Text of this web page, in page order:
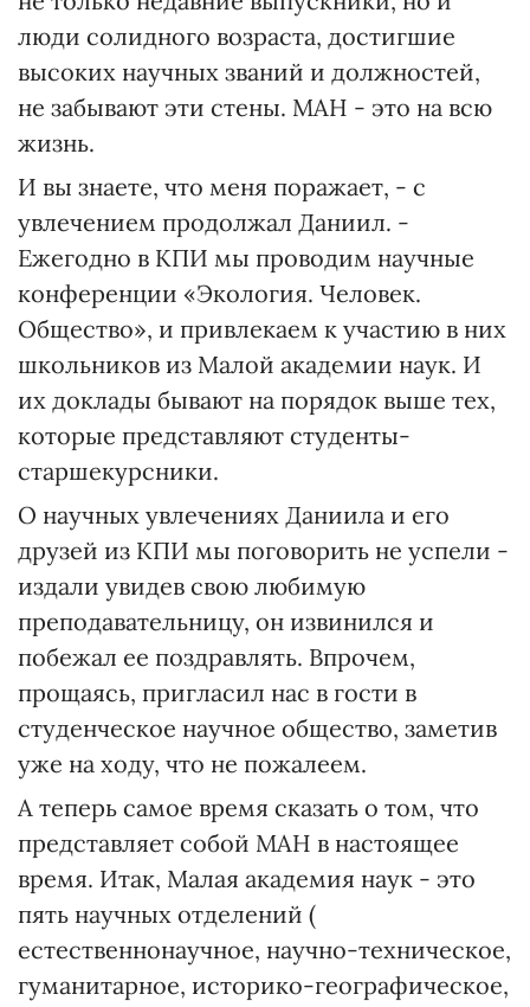
люди солидного возраста, достигшие
высоких научных званий и должностей,
не забывают эти стены. МАН - это на всю
жизнь.
И вы знаете, что меня поражает, - с
увлечением продолжал Даниил. -
Ежегодно в КПИ мы проводим научные
конференции «Экология. Человек.
Общество», и привлекаем к участию в них
школьников из Малой академии наук. И
их доклады бывают на порядок выше тех,
которые представляют студенты-
старшекурсники.
О научных увлечениях Даниила и его
друзей из КПИ мы поговорить не успели -
издали увидев свою любимую
преподавательницу, он извинился и
побежал ее поздравлять. Впрочем,
прощаясь, пригласил нас в гости в
студенческое научное общество, заметив
уже на ходу, что не пожалеем.
А теперь самое время сказать о том, что
представляет собой МАН в настоящее
время. Итак, Малая академия наук - это
пять научных отделений (
естественнонаучное, научно-техническое,
гуманитарное, историко-географическое,